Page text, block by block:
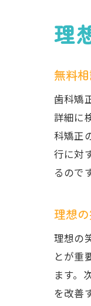
理
無料
歯科矯
詳細に
科矯正
行に対
るのです
理想
理想の
とが重
ます。
を改善